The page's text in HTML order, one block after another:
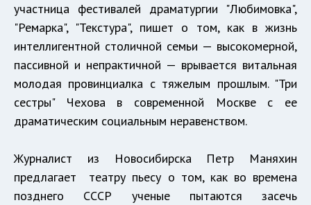
участница фестивалей драматургии "Любимовка",
"Ремарка", "Текстура", пишет о том, как в жизнь
интеллигентной столичной семьи — высокомерной,
пассивной и непрактичной — врывается витальная
молодая провинциалка с тяжелым прошлым. "Три
сестры" Чехова в современной Москве с ее
драматическим социальным неравенством.
Журналист из Новосибирска Петр Маняхин
предлагает театру пьесу о том, как во времена
позднего СССР ученые пытаются засечь